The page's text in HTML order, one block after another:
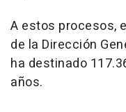
A estos procesos,
de la Dirección
ha destinado
años.